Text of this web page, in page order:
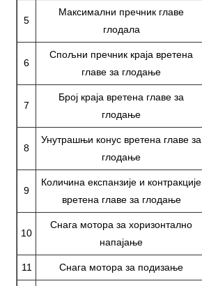
5
Максимални пречник главе
глодала
6
Спољни пречник краја вретена
главе за глодање
7
Број краја вретена главе за
глодање
8
Унутрашњи конус вретена главе за
глодање
9
Количина експанзије и контракције
вретена главе за глодање
10
Снага мотора за хоризонтално
напајање
11 Снага мотора за подизање